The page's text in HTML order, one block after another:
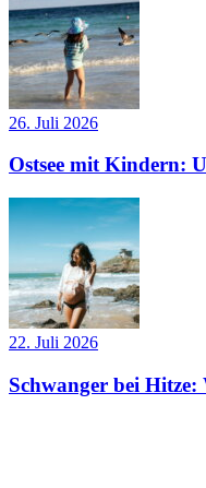
26. Juli 2026
Ostsee mit Kindern:
22. Juli 2026
Schwanger bei